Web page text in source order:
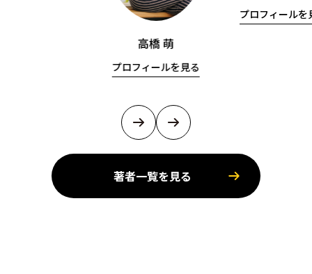
高橋 萌
プロフィールを見る
プロフィールを
著者一覧を見る